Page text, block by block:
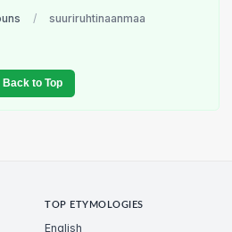
/ suuriruhtinaanmaa
Back to Top
TOP ETYMOLOGIES
English